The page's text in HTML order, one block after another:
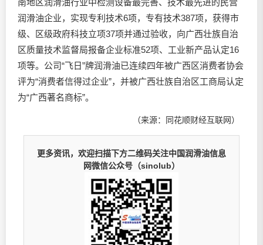
南地区润滑油行业中检测设备最完善、技术最先进的民营
润滑油企业，实现专利技术6项，专有技术387项，获得市
级、区级政府科技立项37项并通过验收，向广西壮族自治
区质量技术监督局报备企业标准52项、工业新产品认定16
项等。公司“飞日”牌润滑油已连续四年被广西区消费者协会
评为“消费者信得过企业”，并被广西壮族自治区工商局认定
为“广西著名商标”。
（来源：同花顺财经互联网）
更多资讯，欢迎扫描下方二维码关注中国润滑油信息
网微信公众号（sinolub）